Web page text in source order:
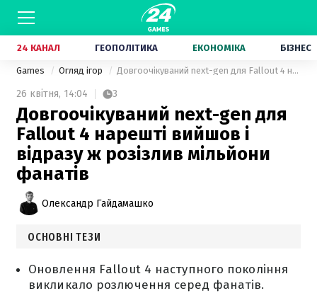
24 КАНАЛ ГЕОПОЛІТИКА ЕКОНОМІКА БІЗНЕС
Games Огляд ігор Довгоочікуваний next-gen для Fallout 4 нарешті вийшов і відразу ж розізлив мільйони фанатів
26 квітня, 14:04 3
Довгоочікуваний next-gen для
Fallout 4 нарешті вийшов і
відразу ж розізлив мільйони
фанатів
Олександр Гайдамашко
ОСНОВНІ ТЕЗИ
Оновлення Fallout 4 наступного покоління
викликало розлючення серед фанатів.